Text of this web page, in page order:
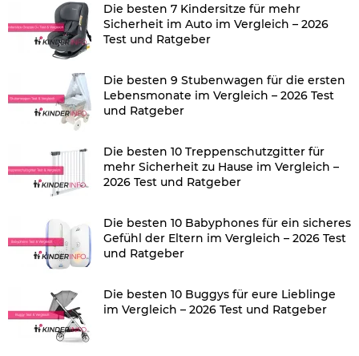
Die besten 7 Kindersitze für mehr
Sicherheit im Auto im Vergleich – 2026
Test und Ratgeber
Die besten 9 Stubenwagen für die ersten
Lebensmonate im Vergleich – 2026 Test
und Ratgeber
Die besten 10 Treppenschutzgitter für
mehr Sicherheit zu Hause im Vergleich –
2026 Test und Ratgeber
Die besten 10 Babyphones für ein sicheres
Gefühl der Eltern im Vergleich – 2026 Test
und Ratgeber
Die besten 10 Buggys für eure Lieblinge
im Vergleich – 2026 Test und Ratgeber